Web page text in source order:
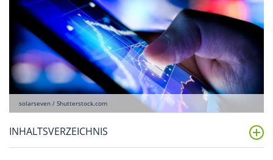
solarseven / Shutterstock.com
INHALTSVERZEICHNIS